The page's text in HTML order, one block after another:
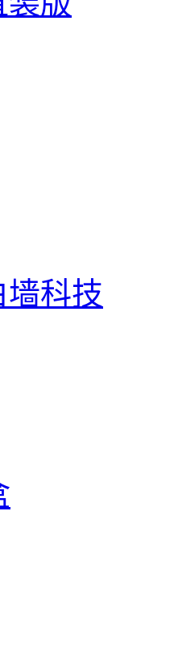
科技